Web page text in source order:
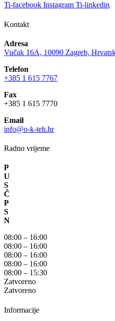
Ti-facebook Instagram Ti-linkedin
Kontakt
Adresa
Vučak 16A, 10090 Zagreb,
Telefon
+385 1 615 7767
Fax
+385 1 615 7770
Email
info@o-k-teh.hr
Radno vrijeme
P
U
S
Č
P
S
N
08:00 – 16:00
08:00 – 16:00
08:00 – 16:00
08:00 – 16:00
08:00 – 15:30
Zatvoreno
Zatvoreno
Informacije